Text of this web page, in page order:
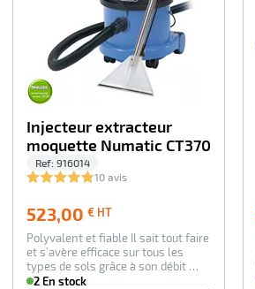
Injecteur extracteur
moquette Numatic CT370
Ref: 916014
10 avis
523,00 € HT
HT
Polyvalent et fiable Il sait tout faire
et s’avère efficace sur tous les
types de sols grâce à son débit …
2 En stock